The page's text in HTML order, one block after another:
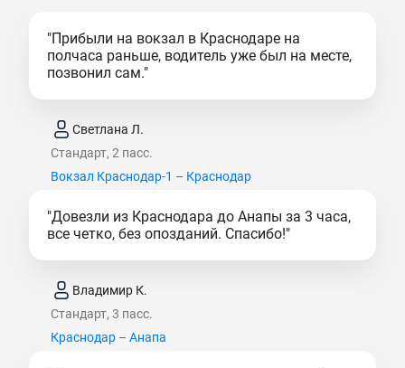
"Прибыли на вокзал в Краснодаре на
полчаса раньше, водитель уже был на месте,
позвонил сам."
Светлана Л.
Стандарт, 2 пасс.
Вокзал Краснодар-1 – Краснодар
"Довезли из Краснодара до Анапы за 3 часа,
все четко, без опозданий. Спасибо!"
Владимир К.
Стандарт, 3 пасс.
Краснодар – Анапа